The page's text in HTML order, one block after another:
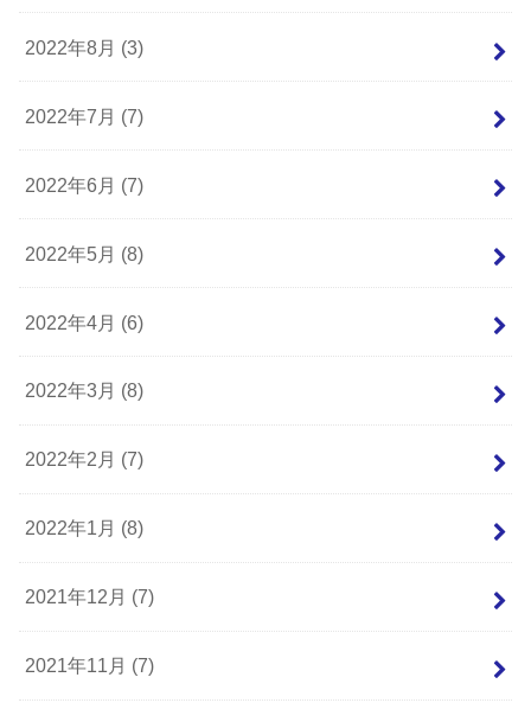
2022年8月 (3)
2022年7月 (7)
2022年6月 (7)
2022年5月 (8)
2022年4月 (6)
2022年3月 (8)
2022年2月 (7)
2022年1月 (8)
2021年12月 (7)
2021年11月 (7)